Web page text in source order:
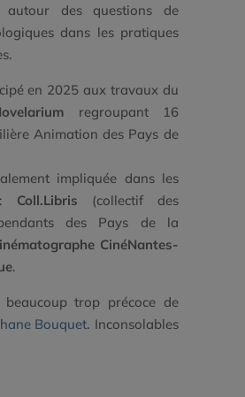
autour des questions de
dans les pratiques
en 2025 aux travaux du
regroupant 16
Animation des Pays de
impliquée dans les
: Coll.Libris (collectif des
des Pays de la
CinéNantes-
.
trop précoce de
Bouquet. Inconsolables